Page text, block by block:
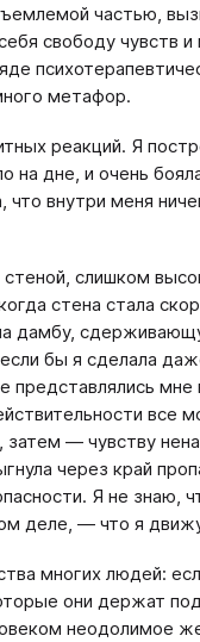
частью,
свободу чувств
метафор.
реакций. Я
на дне, и очень
внутри меня
слишком
стена стала
дамбу,
бы я сделала
мне
все
― чувству
через край
Я не знаю,
деле, ― что я
многих людей:
они держат
неодолимое